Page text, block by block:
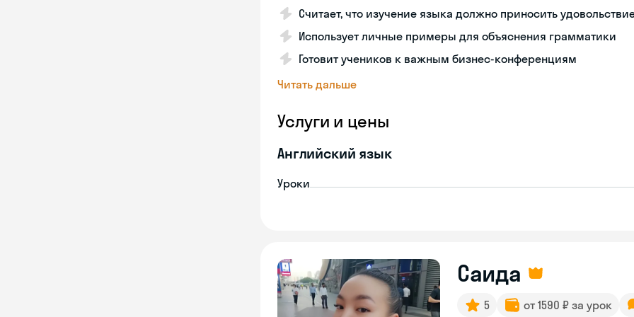
Считает, что изучение языка должно приносить
Использует личные примеры для объяснения грамматики
Готовит учеников к важным бизнес-конференциям
Читать дальше
Услуги и цены
Английский язык
Уроки
Саида
5 от 1590 ₽ за урок